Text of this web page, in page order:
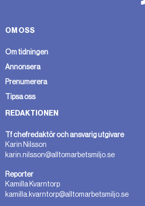
OM OSS
Om tidningen
Annonsera
Prenumerera
Tipsa oss
REDAKTIONEN
Tf chefredaktör och ansvarig utgivare
Karin Nilsson
karin.nilsson@alltomarbetsmiljo.se
Reporter
Kamilla Kvarntorp
kamilla.kvarntorp@alltomarbetsmiljo.se